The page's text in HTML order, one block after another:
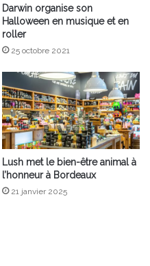
Darwin organise son
Halloween en musique et en
roller
25 octobre 2021
Lush met le bien-être animal à
l’honneur à Bordeaux
21 janvier 2025